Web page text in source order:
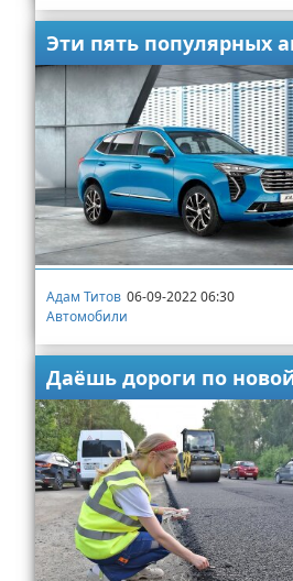
Эти пять популярных
Адам Титов 06-09-2022 06:30
Автомобили
Даёшь дороги по